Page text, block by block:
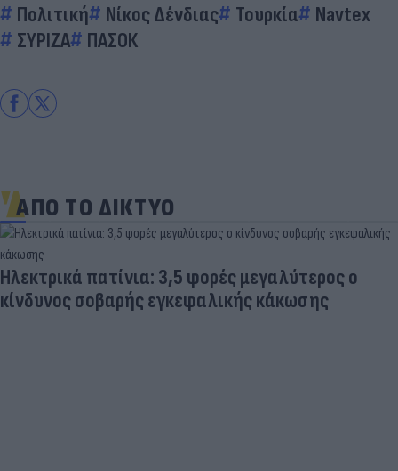
Πολιτική Νίκος Δένδιας Τουρκία
Navtex
ΣΥΡΙΖΑ
ΠΑΣΟΚ
ΑΠΟ ΤΟ ΔΙΚΤΥΟ
Ηλεκτρικά πατίνια: 3,5 φορές μεγαλύτερος ο
κίνδυνος σοβαρής εγκεφαλικής κάκωσης